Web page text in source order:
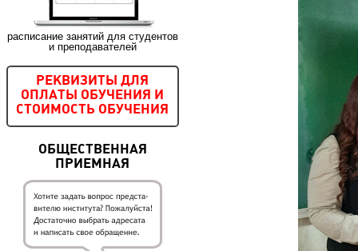
расписание занятий для студентов
и преподавателей
РЕКВИЗИТЫ ДЛЯ
ОПЛАТЫ ОБУЧЕНИЯ И
СТОИМОСТЬ ОБУЧЕНИЯ
ОБЩЕСТВЕННАЯ
ПРИЕМНАЯ